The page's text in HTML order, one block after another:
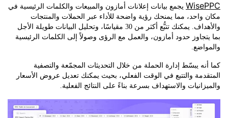
يجمع بيانات إعلانات أمازون والمبيعات والكلمات الرئيسية في
مما يمنحك رؤية واضحة للأداء عبر الحملات والمنتجات
والأهداف. يمكنك تتبُّع أكثر من 30 مقياسًا، وتحليل البيانات طويلة الأجل
حدود أمازون، والعمل مع الرؤى وصولاً إلى الكلمات الرئيسية
يبسّط إدارة الحملة من خلال التحديثات المجمّعة والتصفية
والتتبع في الوقت الفعلي، بحيث يمكنك تعديل عروض الأسعار
والاستهداف بسرعة بناءً على النتائج الفعلية.